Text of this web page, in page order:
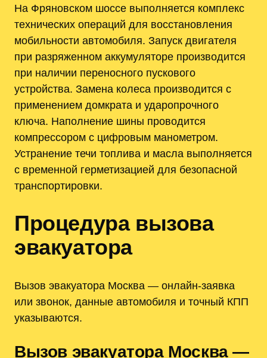
На Фряновском шоссе выполняется комплекс
технических операций для восстановления
мобильности автомобиля. Запуск двигателя
при разряженном аккумуляторе производится
при наличии переносного пускового
устройства. Замена колеса производится с
применением домкрата и ударопрочного
ключа. Наполнение шины проводится
компрессором с цифровым манометром.
Устранение течи топлива и масла выполняется
с временной герметизацией для безопасной
транспортировки.
Процедура вызова
эвакуатора
Вызов эвакуатора Москва — онлайн-заявка
или звонок, данные автомобиля и точный КПП
указываются.
Вызов эвакуатора Москва —